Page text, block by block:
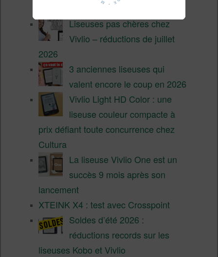
éclairage au programme
Liseuses pas chères chez
Vivlio – réductions de juillet
2026
3 anciennes liseuses qui
valent encore le coup en 2026
Vivlio Light HD Color : une
liseuse couleur compacte à
prix défiant toute concurrence chez
Cultura
La liseuse Vivlio One est un
succès 9 mois après son
lancement
XTEINK X4 : test avec Crosspoint
Soldes d’été 2026 :
réductions records sur les
liseuses Kobo et Vivlio